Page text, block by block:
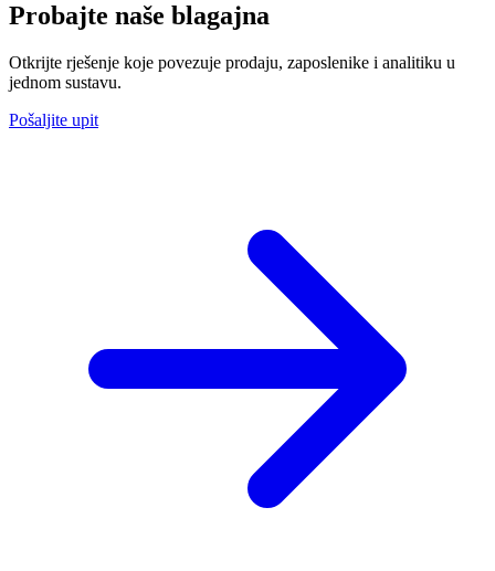
Probajte naše blagajna
Otkrijte rješenje koje povezuje prodaju, zaposlenike i analitiku u
jednom sustavu.
Pošaljite upit